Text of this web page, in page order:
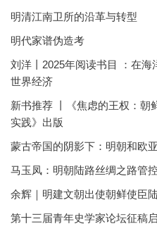
明清江南卫所的沿革与转型
明代家谱伪造考
刘洋丨2025年阅读书目 ：在
世界经济
新书推荐 丨《焦虑的王权：朝
实践》出版
蒙古帝国的阴影下：明朝和欧
马玉凤：明朝陆路丝绸之路管
余辉｜明建文朝出使朝鲜使臣
第十三届青年史学家论坛征稿